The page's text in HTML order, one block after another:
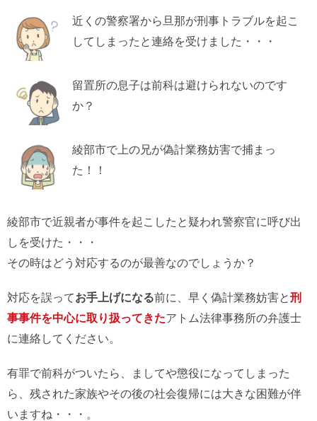
近くの警察署から旦那が刑事トラブルを起こ
してしまったと連絡を受けました・・・
留置所の息子は前科は避けられないのです
か？
綾部市で上の兄が偽計業務妨害で捕まっ
た！！
綾部市で近親者が事件を起こしたと疑われ警察官に呼び出
しを受けた・・・
その時はどう対応するのが最善なのでしょうか？
対応を誤ってお手上げになる前に、早く偽計業務妨害と刑
事事件を中心に取り扱ってきたアトム法律事務所の弁護士
に連絡してください。
有罪で前科がついたら、ましてや懲役になってしまった
ら、残された家族やその後の社会復帰には大きな困難が伴
いますね・・・。